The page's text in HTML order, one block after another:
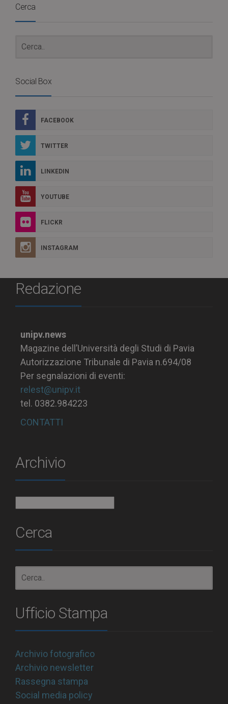
Cerca
Social Box
FACEBOOK
TWITTER
LINKEDIN
YOUTUBE
FLICKR
INSTAGRAM
Redazione
unipv.news
Magazine dell’Università degli Studi di Pavia
Autorizzazione Tribunale di Pavia n.694/08
Per segnalazioni di eventi:
relest@unipv.it
tel. 0382.984223
CONTATTI
Archivio
Cerca
Ufficio Stampa
Archivio fotografico
Archivio newsletter
Rassegna stampa
Social media policy